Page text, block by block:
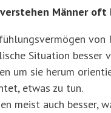
Männer
von
Situation besser
um sie herum
etwas zu tun.
meist auch besser,